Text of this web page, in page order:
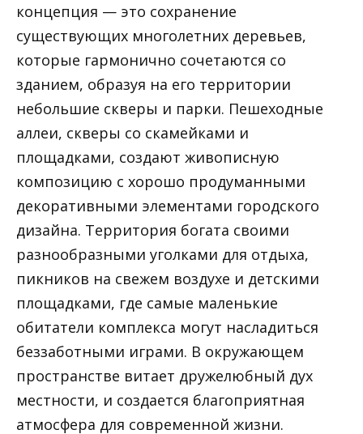
концепция — это сохранение
существующих многолетних деревьев,
которые гармонично сочетаются со
зданием, образуя на его территории
небольшие скверы и парки. Пешеходные
аллеи, скверы со скамейками и
площадками, создают живописную
композицию с хорошо продуманными
декоративными элементами городского
дизайна. Территория богата своими
разнообразными уголками для отдыха,
пикников на свежем воздухе и детскими
площадками, где самые маленькие
обитатели комплекса могут насладиться
беззаботными играми. В окружающем
пространстве витает дружелюбный дух
местности, и создается благоприятная
атмосфера для современной жизни.